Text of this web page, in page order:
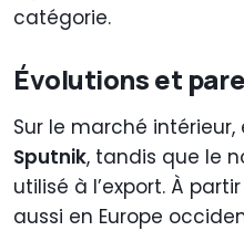
catégorie.
Évolutions et
Sur le marché
Sputnik, tandis que le
utilisé à l’export. À
aussi en Europe